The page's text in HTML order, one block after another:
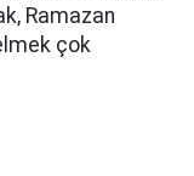
Ramazan
çok